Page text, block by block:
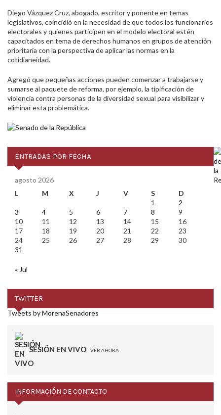
Diego Vázquez Cruz, abogado, escritor y ponente en temas
legislativos, coincidió en la necesidad de que todos los funcionarios
electorales y quienes participen en el modelo electoral estén
capacitados en tema de derechos humanos en grupos de atención
prioritaria con la perspectiva de aplicar las normas en la
cotidianeidad.
Agregó que pequeñas acciones pueden comenzar a trabajarse y
sumarse al paquete de reforma, por ejemplo, la tipificación de
violencia contra personas de la diversidad sexual para visibilizar y
eliminar esta problemática.
ENTRADAS POR FECHA
agosto 2026
L
M X J V S
D
1
2
3
4 5 6 7 8
9
10
11 12 13 14 15
16
17
18 19 20 21 22
23
24
25 26 27 28 29
30
31
« Jul
TWITTER
Tweets by MorenaSenadores
SESIÓN EN VIVO VER AHORA
INFORMACIÓN DE CONTACTO